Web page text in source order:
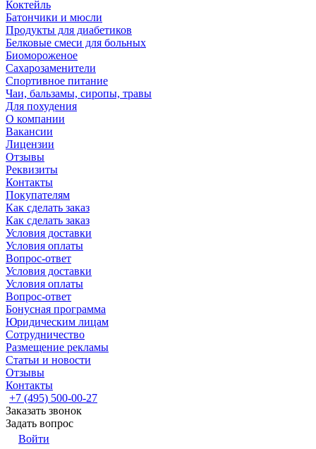
Коктейль
Батончики и мюсли
Продукты для диабетиков
Белковые смеси для больных
Биомороженое
Сахарозаменители
Спортивное питание
Чаи, бальзамы, сиропы, травы
Для похудения
О компании
Вакансии
Лицензии
Отзывы
Реквизиты
Контакты
Покупателям
Как сделать заказ
Как сделать заказ
Условия доставки
Условия оплаты
Вопрос-ответ
Условия доставки
Условия оплаты
Вопрос-ответ
Бонусная программа
Юридическим лицам
Сотрудничество
Размещение рекламы
Статьи и новости
Отзывы
Контакты
+7 (495) 500-00-27
Заказать звонок
Задать вопрос
Войти